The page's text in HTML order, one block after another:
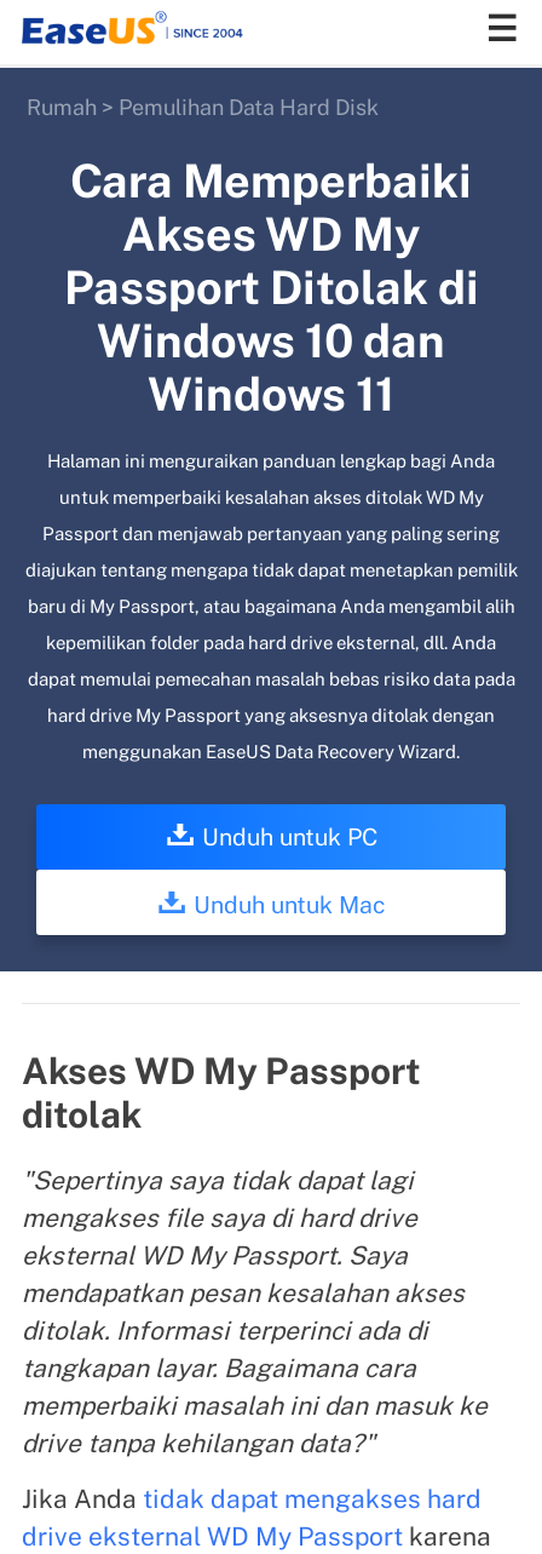
Rumah > Pemulihan Data Hard Disk
Cara Memperbaiki
Akses WD My
Passport Ditolak di
Windows 10 dan
Windows 11
Halaman ini menguraikan panduan lengkap bagi Anda
untuk memperbaiki kesalahan akses ditolak WD My
Passport dan menjawab pertanyaan yang paling sering
diajukan tentang mengapa tidak dapat menetapkan pemilik
baru di My Passport, atau bagaimana Anda mengambil alih
kepemilikan folder pada hard drive eksternal, dll. Anda
dapat memulai pemecahan masalah bebas risiko data pada
hard drive My Passport yang aksesnya ditolak dengan
menggunakan EaseUS Data Recovery Wizard.
Unduh untuk PC
Unduh untuk Mac
Akses WD My Passport
ditolak
"Sepertinya saya tidak dapat lagi
mengakses file saya di hard drive
eksternal WD My Passport. Saya
mendapatkan pesan kesalahan akses
ditolak. Informasi terperinci ada di
tangkapan layar. Bagaimana cara
memperbaiki masalah ini dan masuk ke
drive tanpa kehilangan data?"
Jika Anda tidak dapat mengakses hard
drive eksternal WD My Passportkarena